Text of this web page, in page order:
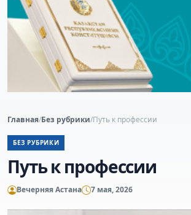
Главная/Без рубрики/Путь к профессии
БЕЗ РУБРИКИ
Путь к профессии
Вечерняя Астана 7 мая, 2026